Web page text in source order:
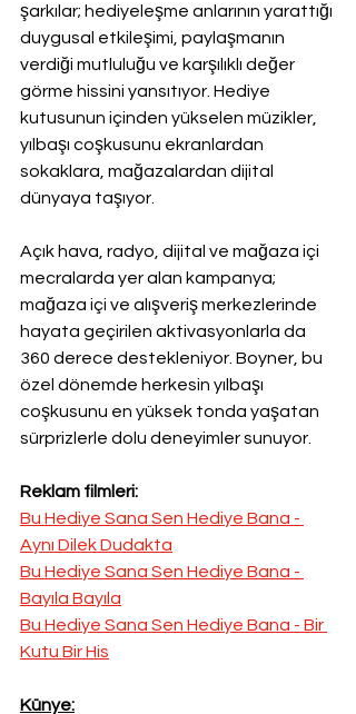
şarkılar; hediyeleşme anlarının yarattığı
duygusal etkileşimi, paylaşmanın
verdiği mutluluğu ve karşılıklı değer
görme hissini yansıtıyor. Hediye
kutusunun içinden yükselen müzikler,
yılbaşı coşkusunu ekranlardan
sokaklara, mağazalardan dijital
dünyaya taşıyor.
Açık hava, radyo, dijital ve mağaza içi
mecralarda yer alan kampanya;
mağaza içi ve alışveriş merkezlerinde
hayata geçirilen aktivasyonlarla da
360 derece destekleniyor. Boyner, bu
özel dönemde herkesin yılbaşı
coşkusunu en yüksek tonda yaşatan
sürprizlerle dolu deneyimler sunuyor.
Reklam filmleri:
Bu Hediye Sana Sen Hediye Bana -
Aynı Dilek Dudakta
Bu Hediye Sana Sen Hediye Bana -
Bayıla Bayıla
Bu Hediye Sana Sen Hediye Bana - Bir
Kutu Bir His
Künye: